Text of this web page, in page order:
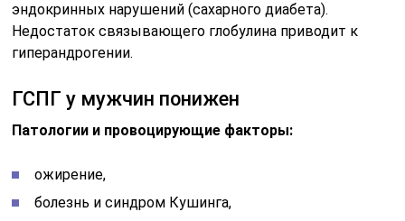
эндокринных нарушений (сахарного диабета).
Недостаток связывающего глобулина приводит к
гиперандрогении.
ГСПГ у мужчин понижен
Патологии и провоцирующие факторы:
ожирение,
болезнь и синдром Кушинга,